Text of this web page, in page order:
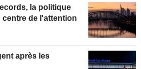
la politique
centre de l'attention
après les